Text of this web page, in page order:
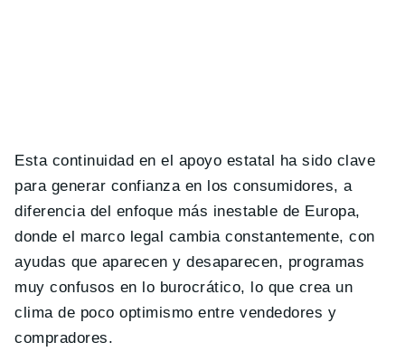
Esta continuidad en el apoyo estatal ha sido clave
para generar confianza en los consumidores, a
diferencia del enfoque más inestable de Europa,
donde el marco legal cambia constantemente, con
ayudas que aparecen y desaparecen, programas
muy confusos en lo burocrático, lo que crea un
clima de poco optimismo entre vendedores y
compradores.